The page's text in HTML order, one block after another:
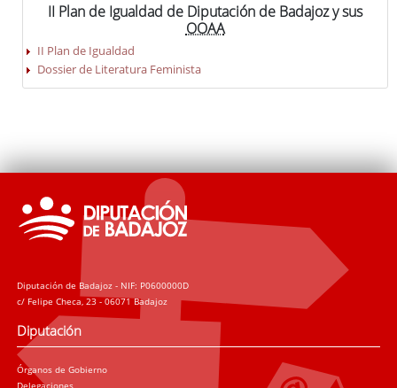
II Plan de Igualdad de Diputación de Badajoz y sus
OOAA
II Plan de Igualdad
Dossier de Literatura Feminista
Diputación de Badajoz - NIF: P0600000D
c/ Felipe Checa, 23 - 06071 Badajoz
Diputación
Órganos de Gobierno
Delegaciones